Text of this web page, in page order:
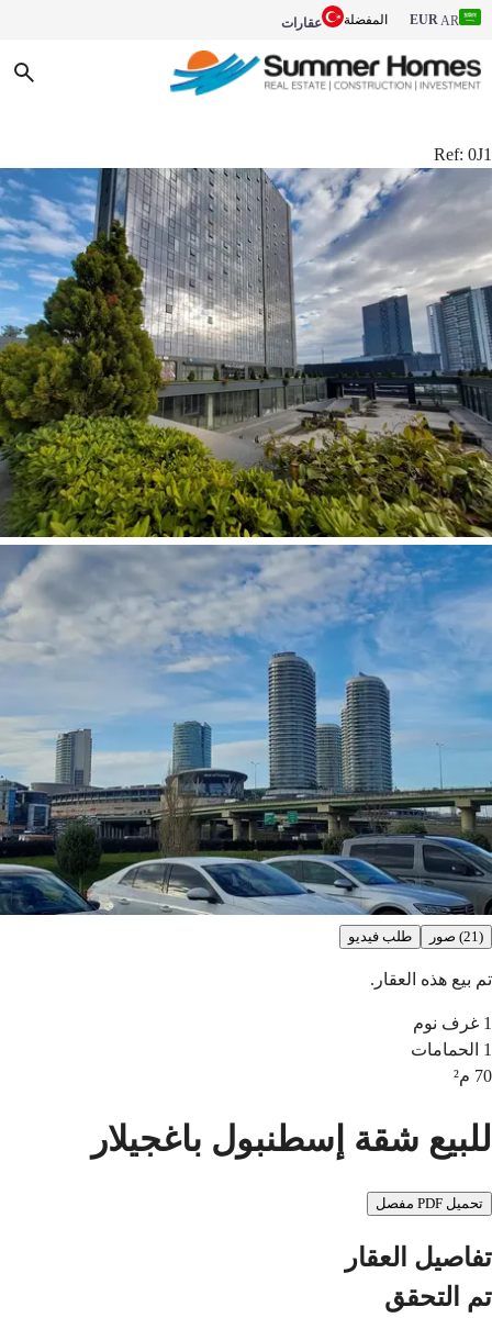
AR
EUR المفضلة عقارات
Ref: 0J1
(21) صور طلب فيديو
تم بيع هذه العقار.
1 غرف نوم
1 الحمامات
70 م²
للبيع شقة إسطنبول باغجيلار
تحميل PDF مفصل
تفاصيل العقار
تم التحقق